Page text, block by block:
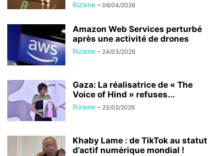
Rizlene - 06/04/2026
Amazon Web Services perturbé
après une activité de drones
Rizlene - 24/03/2026
Gaza: La réalisatrice de « The
Voice of Hind » refuses...
Rizlene - 23/02/2026
Khaby Lame : de TikTok au statut
d’actif numérique mondial !